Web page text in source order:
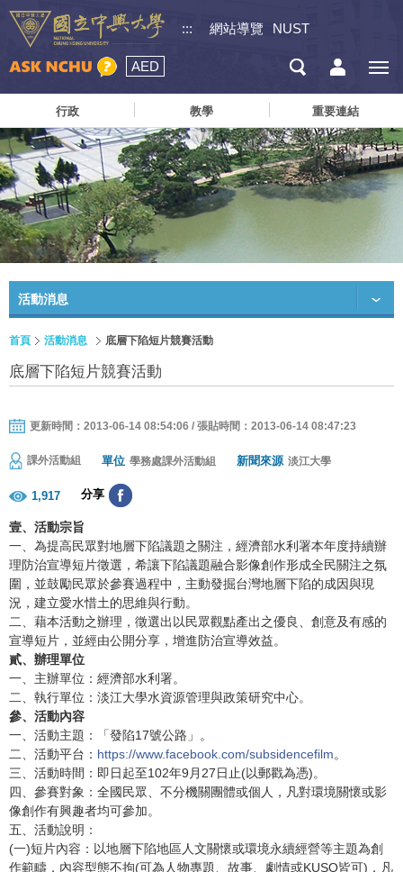
::: 網站導覽 NUST
AED
行政 教學 重要連結
活動消息
首頁 活動消息 底層下陷短片競賽活動
底層下陷短片競賽活動
更新時間：2013-06-14 08:54:06 / 張貼時間：2013-06-14 08:47:23
課外活動組 單位 學務處課外活動組 新聞來源 淡江大學
1,917 分享
壹、活動宗旨
一、為提高民眾對地層下陷議題之關注，經濟部水利署本年度持續辦
理防治宣導短片徵選，希讓下陷議題融合影像創作形成全民關注之氛
圍，並鼓勵民眾於參賽過程中，主動發掘台灣地層下陷的成因與現
況，建立愛水惜土的思維與行動。
二、藉本活動之辦理，徵選出以民眾觀點產出之優良、創意及有感的
宣導短片，並經由公開分享，增進防治宣導效益。
貳、辦理單位
一、主辦單位：經濟部水利署。
二、執行單位：淡江大學水資源管理與政策研究中心。
參、活動內容
一、活動主題：「發陷17號公路」。
二、活動平台： https://www.facebook.com/subsidencefilm。
三、活動時間：即日起至102年9月27日止(以郵戳為憑)。
四、參賽對象：全國民眾、不分機關團體或個人，凡對環境關懷或影
像創作有興趣者均可參加。
五、活動說明：
(一)短片內容：以地層下陷地區人文關懷或環境永續經營等主題為創
作範疇，內容型態不拘(可為人物專題、故事、劇情或KUSO皆可)，凡